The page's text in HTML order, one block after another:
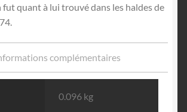
quant à lui trouvé dans les haldes de
complémentaires
0.096 kg